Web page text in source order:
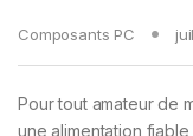
Composants PC
Pour tout amateur de
une alimentation